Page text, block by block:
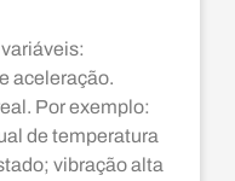
aceleração.
Por exemplo:
de temperatura
vibração alta